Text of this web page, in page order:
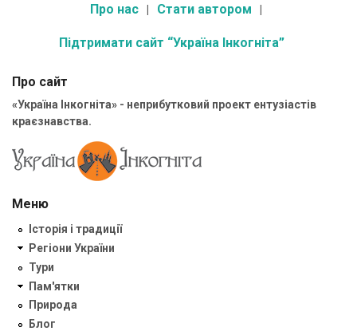
Про нас Стати автором
Підтримати сайт “Україна Інкогніта”
Про сайт
«Україна Інкогніта» - неприбутковий проект ентузіастів
краєзнавства.
Меню
Історія і традиції
Регіони України
Тури
Пам'ятки
Природа
Блог